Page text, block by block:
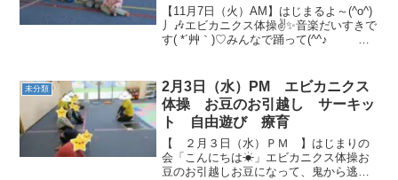
【11月7日（火）AM】はじまるよ～(^o^)
丿🎶エビカニクス体操✌✨音楽だいすきで
す( *´艸｀)♡みんなで踊って(^^♪
なら(^o^)...
未分類
2月3日（水）PM エビカニクス
体操 お豆のお引越し サーキッ
ト 自由遊び 療育
【 ２月３日（水）ＰＭ 】はじまりの
会「こんにちは☀」エビカニクス体操お
豆のお引越しお豆になって、鬼から逃げ